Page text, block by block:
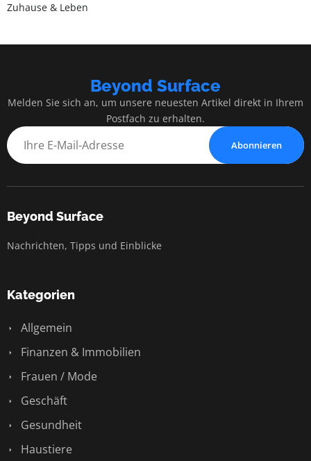
Zuhause & Leben
Beyond Surface
Melden Sie sich an, um unsere neuesten Artikel direkt in Ihrem
Postfach zu erhalten.
Abonnieren
Beyond Surface
Nachrichten, Tipps und Einblicke
Kategorien
Allgemein
Finanzen & Immobilien
Frauen / Mode
Geschäft
Gesundheit
Haustiere